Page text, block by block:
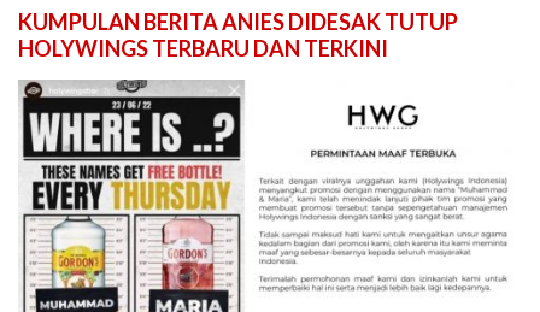
KUMPULAN BERITA ANIES DIDESAK TUTUP
HOLYWINGS TERBARU DAN TERKINI